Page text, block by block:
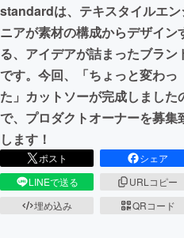
CAMPFIRE for Social
CAMPFIREふるさと納税
standardは、テキスタイルエン
ニアが素材の構成からデザイン
る、アイデアが詰まったブラン
です。今回、「ちょっと変わっ
た」カットソーが完成しました
で、プロダクトオーナーを募集
します！
ポスト
シェア
LINEで送る
URLコピー
埋め込み
QRコード